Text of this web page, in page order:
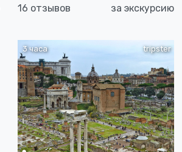
16 отзывов
за экскурсию
tripster
3 часа